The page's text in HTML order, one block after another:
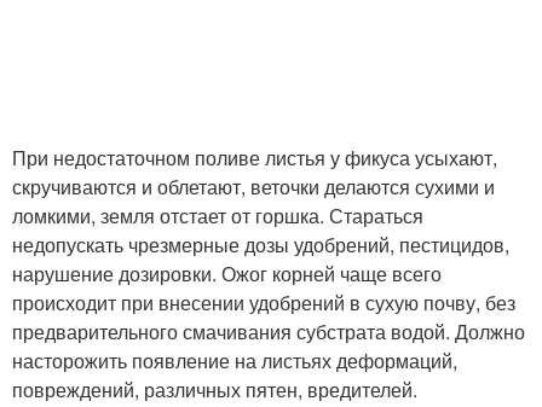
При недостаточном поливе листья у фикуса усыхают,
скручиваются и облетают, веточки делаются сухими и
ломкими, земля отстает от горшка. Стараться
недопускать чрезмерные дозы удобрений, пестицидов,
нарушение дозировки. Ожог корней чаще всего
происходит при внесении удобрений в сухую почву, без
предварительного смачивания субстрата водой. Должно
насторожить появление на листьях деформаций,
повреждений, различных пятен, вредителей.